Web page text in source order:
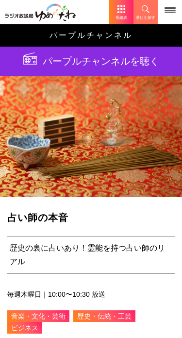
番組表 番組を探す
パープルチャンネル
パープルチャンネルを聴く
占い師の本音
歴史の裏に占いあり！霊能を持つ占い師のリ
アル
毎週木曜日｜10:00〜10:30 放送
音楽・文化・芸術
歴史・伝統・工芸
ビジネス